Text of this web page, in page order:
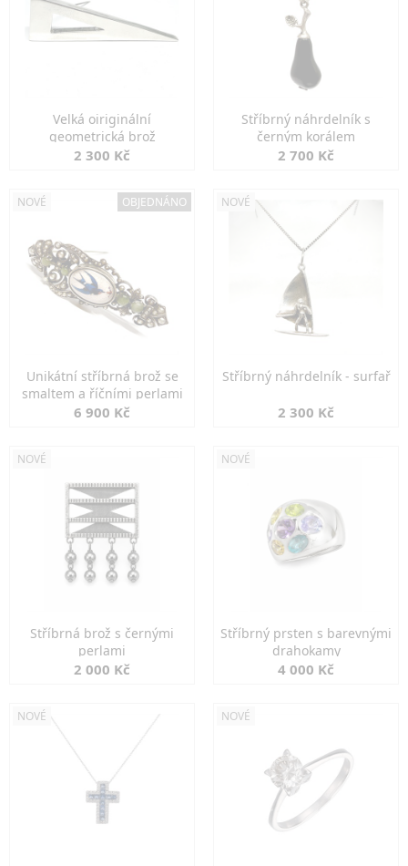
Velká oiriginální
geometrická brož
2 300 Kč
Stříbrný náhrdelník s
černým korálem
2 700 Kč
NOVÉ OBJEDNÁNO
Unikátní stříbrná brož se
smaltem a říčními perlami
6 900 Kč
NOVÉ
Stříbrný náhrdelník - surfař
2 300 Kč
NOVÉ
Stříbrná brož s černými
perlami
2 000 Kč
NOVÉ
Stříbrný prsten s barevnými
drahokamy
4 000 Kč
NOVÉ NOVÉ